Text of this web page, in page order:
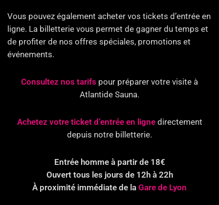
Vous pouvez également acheter vos tickets d’entrée en
ligne. La billetterie vous permet de gagner du temps et
de profiter de nos offres spéciales, promotions et
événements.
Consultez nos tarifs pour préparer votre visite à
Atlantide Sauna.
Achetez votre ticket d’entrée en lignedirectement
depuis notre billetterie.
Entrée homme à partir de 18€
Ouvert tous les jours de 12h à 22h
À proximité immédiate de la Gare de Lyon